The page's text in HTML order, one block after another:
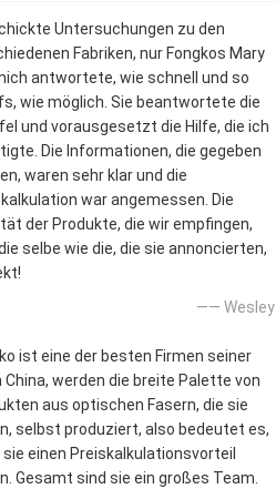
Untersuchungen zu den
Fabriken, nur Fongkos Mary
antwortete, wie schnell und so
wie möglich. Sie beantwortete die
und vorausgesetzt die Hilfe, die ich
Die Informationen, die gegeben
waren sehr klar und die
war angemessen. Die
der Produkte, die wir empfingen,
selbe wie die, die sie annoncierten,
—— Wesley
ist eine der besten Firmen seiner
China, werden die breite Palette von
aus optischen Fasern, die sie
selbst produziert, also bedeutet es,
einen Preiskalkulationsvorteil
Gesamt sind sie ein großes Team.